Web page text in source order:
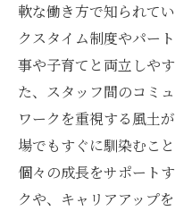
ブランクがあるか
天満の美容院求人
経験を活かし
ブランクを
東天満エリア
採用担当者が
ブランクあり
軟な働き方で知られて
クスタイム制度やパー
事や子育てと両立しや
た、スタッフ間のコミ
ワークを重視する風土
場でもすぐに馴染むこ
個々の成長をサポート
クや、キャリアアップ